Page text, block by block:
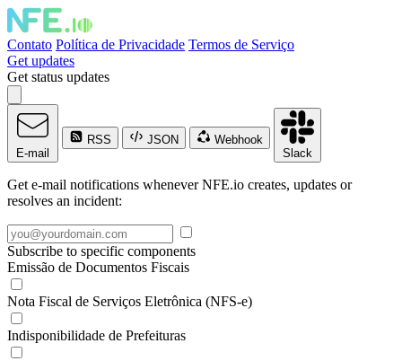
Contato Política de Privacidade Termos de Serviço
Get updates
Get status updates
E-mail
RSS JSON
Webhook
Slack
Get e-mail notifications whenever NFE.io creates, updates or
resolves an incident:
Subscribe to specific components
Emissão de Documentos Fiscais
Nota Fiscal de Serviços Eletrônica (NFS-e)
Indisponibilidade de Prefeituras